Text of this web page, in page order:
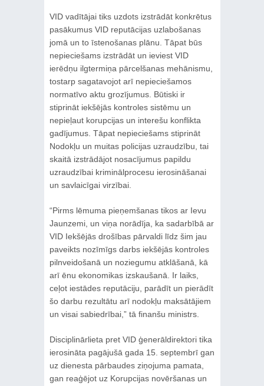
VID vadītājai tiks uzdots izstrādāt konkrētus
pasākumus VID reputācijas uzlabošanas
jomā un to īstenošanas plānu. Tāpat būs
nepieciešams izstrādāt un ieviest VID
ierēdņu ilgtermiņa pārcelšanas mehānismu,
tostarp sagatavojot arī nepieciešamos
normatīvo aktu grozījumus. Būtiski ir
stiprināt iekšējās kontroles sistēmu un
nepieļaut korupcijas un interešu konflikta
gadījumus. Tāpat nepieciešams stiprināt
Nodokļu un muitas policijas uzraudzību, tai
skaitā izstrādājot nosacījumus papildu
uzraudzībai kriminālprocesu ierosināšanai
un savlaicīgai virzībai.
“Pirms lēmuma pieņemšanas tikos ar Ievu
Jaunzemi, un viņa norādīja, ka sadarbībā ar
VID Iekšējās drošības pārvaldi līdz šim jau
paveikts nozīmīgs darbs iekšējās kontroles
pilnveidošanā un noziegumu atklāšanā, kā
arī ēnu ekonomikas izskaušanā. Ir laiks,
ceļot iestādes reputāciju, parādīt un pierādīt
šo darbu rezultātu arī nodokļu maksātājiem
un visai sabiedrībai,” tā finanšu ministrs.
Disciplinārlieta pret VID ģenerāldirektori tika
ierosināta pagājušā gada 15. septembrī gan
uz dienesta pārbaudes ziņojuma pamata,
gan reaģējot uz Korupcijas novēršanas un